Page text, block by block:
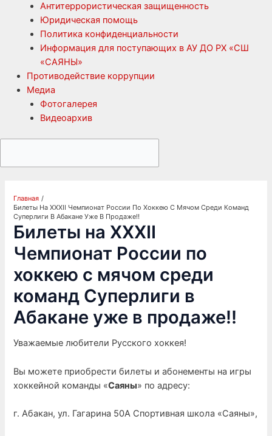
Антитеррористическая защищенность
Юридическая помощь
Политика конфиденциальности
Информация для поступающих в АУ ДО РХ «СШ
«САЯНЫ»
Противодействие коррупции
Медиа
Фотогалерея
Видеоархив
Главная
Билеты На XXXII Чемпионат России По Хоккею С Мячом Среди Команд
Суперлиги В Абакане Уже В Продаже‼
Билеты на XXXII
Чемпионат России по
хоккею с мячом среди
команд Суперлиги в
Абакане уже в продаже‼
Уважаемые любители Русского хоккея!
Вы можете приобрести билеты и абонементы на игры
хоккейной команды «Саяны» по адресу:
г. Абакан, ул. Гагарина 50А Спортивная школа «Саяны»,